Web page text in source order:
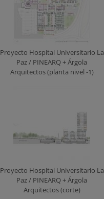
Proyecto Hospital Universitario La
Paz / PINEARQ + Árgola
Arquitectos (planta nivel -1)
Proyecto Hospital Universitario La
Paz / PINEARQ + Árgola
Arquitectos (corte)